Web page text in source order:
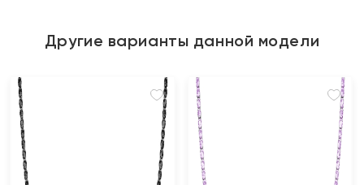
Другие варианты данной модели